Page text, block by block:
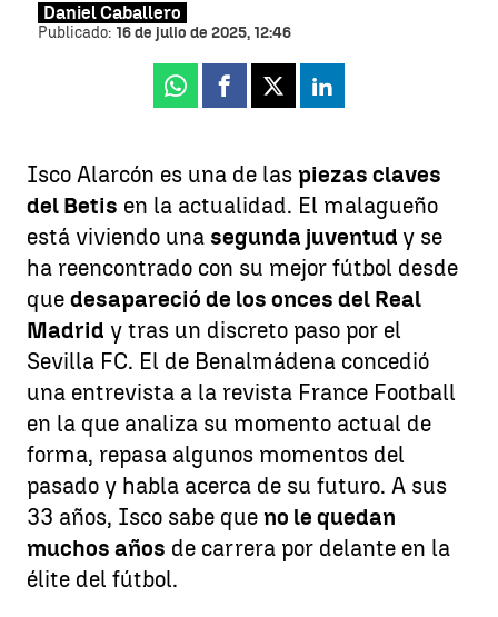
Daniel Caballero
Publicado: 16 de julio de 2025, 12:46
Whatsapp
Facebook
X Linkedin
Isco Alarcón es una de las piezas claves
del Betis en la actualidad. El malagueño
está viviendo una segunda juventud y se
ha reencontrado con su mejor fútbol desde
que desapareció de los onces del Real
Madrid y tras un discreto paso por el
Sevilla FC. El de Benalmádena concedió
una entrevista a la revista France Football
en la que analiza su momento actual de
forma, repasa algunos momentos del
pasado y habla acerca de su futuro. A sus
33 años, Isco sabe que no le quedan
muchos años de carrera por delante en la
élite del fútbol.